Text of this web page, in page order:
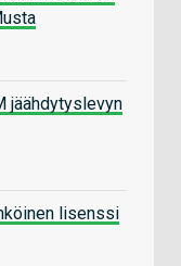
jäähdytyslevyn
lisenssi